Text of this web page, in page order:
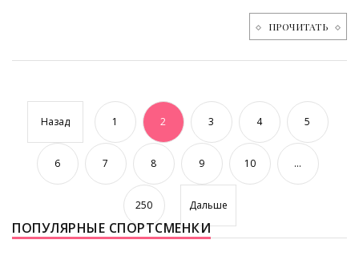
ПРОЧИТАТЬ
Назад 1 2 3 4 5
6 7 8 9 10 ...
250 Дальше
ПОПУЛЯРНЫЕ СПОРТСМЕНКИ